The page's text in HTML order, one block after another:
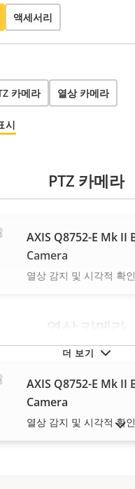
액세서리
카메라 열상 카메라
시
더 보기
PTZ 카메라
AXIS Q8752-E Mk II
Camera
열상 감지 및 시각적 확인
AXIS Q8752-E Mk II
Camera
열상 감지 및 시각적 확인
단종 제품 표시